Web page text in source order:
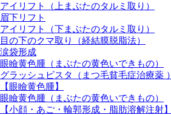
アイリフト（上まぶたのタルミ取り）
眉下リフト
アイリフト（下まぶたのタルミ取り）
目の下のクマ取り（経結膜脱脂法）
涙袋形成
眼瞼黄色腫（まぶたの黄色いできもの）
グラッシュビスタ（まつ毛貧毛症治療薬 ）
【眼瞼黄色腫】
眼瞼黄色腫（まぶたの黄色いできもの）
【小顔・あご・輪郭形成・脂肪溶解注射】